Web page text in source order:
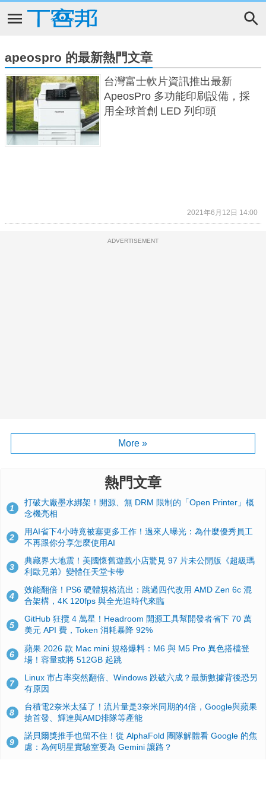
apeospro 的最新熱門文章
台灣富士軟片資訊推出最新
ApeosPro 多功能印刷設備，採
用全球首創 LED 列印頭
2021年6月12日 14:00
ADVERTISEMENT
More »
熱門文章
1
打破大廠墨水綁架！開源、無 DRM 限制的「Open Printer」概
念機亮相
2
用AI省下4小時竟被塞更多工作！過來人曝光：為什麼優秀員工
不再跟你分享怎麼使用AI
3
典藏界大地震！美國懷舊遊戲小店驚見 97 片未公開版《超級瑪
利歐兄弟》變體任天堂卡帶
4
效能翻倍！PS6 硬體規格流出：跳過四代改用 AMD Zen 6c 混
合架構，4K 120fps 與全光追時代來臨
5
GitHub 狂攬 4 萬星！Headroom 開源工具幫開發者省下 70 萬
美元 API 費，Token 消耗暴降 92%
6
蘋果 2026 款 Mac mini 規格爆料：M6 與 M5 Pro 異色搭檔登
場！容量或將 512GB 起跳
7
Linux 市占率突然翻倍、Windows 跌破六成？最新數據背後恐另
有原因
8
台積電2奈米太猛了！流片量是3奈米同期的4倍，Google與蘋果
搶首發、輝達與AMD排隊等產能
9
諾貝爾獎推手也留不住！從 AlphaFold 團隊解體看 Google 的焦
慮：為何明星實驗室要為 Gemini 讓路？